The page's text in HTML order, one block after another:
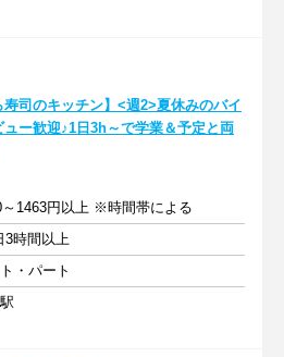
寿司のキッチン】<週2>夏休みのバイ
ュー歓迎♪1日3h～で学業＆予定と両
～1463円以上 ※時間帯による
3時間以上
・パート